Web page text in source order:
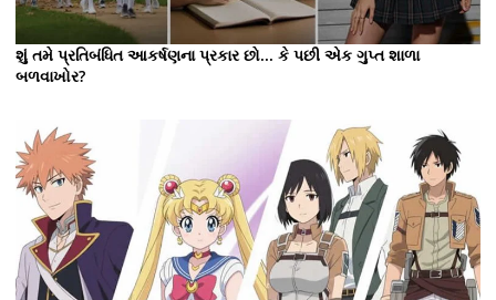
શું તમે પ્રતિબંધિત આકર્ષણના પ્રકાર છો... કે પછી એક ગુપ્ત શાળા
બળવાખોર?